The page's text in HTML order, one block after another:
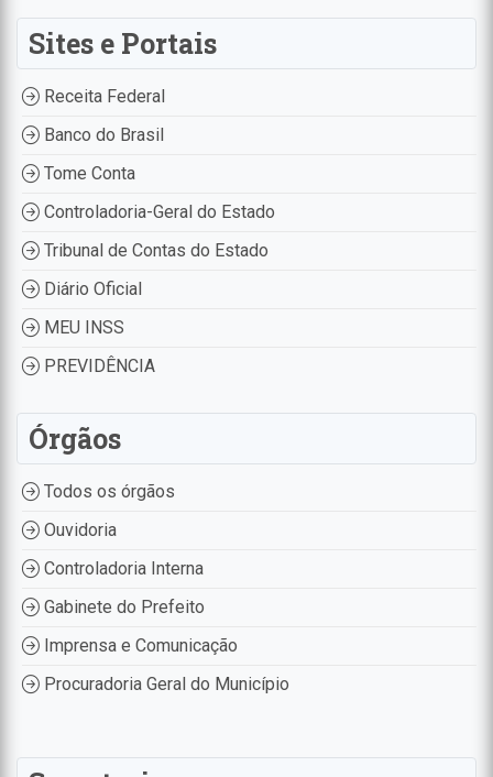
Sites e Portais
Receita Federal
Banco do Brasil
Tome Conta
Controladoria-Geral do Estado
Tribunal de Contas do Estado
Diário Oficial
MEU INSS
PREVIDÊNCIA
Órgãos
Todos os órgãos
Ouvidoria
Controladoria Interna
Gabinete do Prefeito
Imprensa e Comunicação
Procuradoria Geral do Município